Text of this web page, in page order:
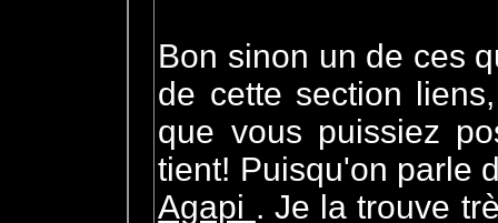
Bon sinon un de ces
de cette section
que vous puissiez
tient! Puisqu'on parle
Agapi . Je la trouve